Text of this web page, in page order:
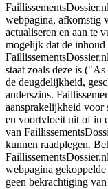
webpagina, afkomstig
actualiseren en aan te
mogelijk dat de
staat zoals deze is
de deugdelijkheid,
anderszins.
aansprakelijkheid voor
en voortvloeit uit of in
van
kunnen raadplegen.
webpagina
geen bekrachtiging